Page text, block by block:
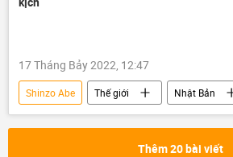
17 Tháng Bảy 2022, 12:47
Shinzo Abe Thế giới
Nhật Bản
Vụ ám sát cựu Thủ tướng Nhật Bản Shinzo Abe
Thêm 20 bài viết